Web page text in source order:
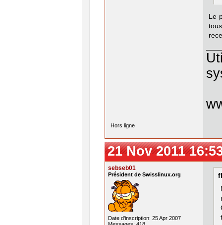
Le
Hors ligne
21 Nov 2011
sebseb01
Président de Swisslinux.org
Date d'inscription: 25 Apr 2007
Messages: 418